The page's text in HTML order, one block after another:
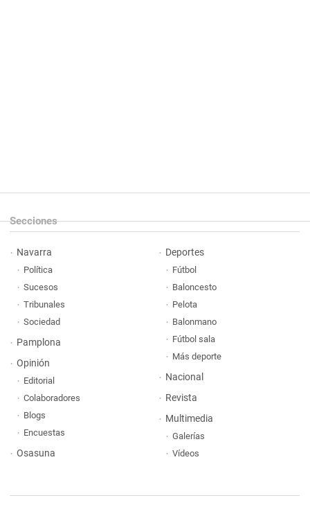
Secciones
Navarra
Política
Sucesos
Tribunales
Sociedad
Pamplona
Opinión
Editorial
Colaboradores
Blogs
Encuestas
Osasuna
Deportes
Fútbol
Baloncesto
Pelota
Balonmano
Fútbol sala
Más deporte
Nacional
Revista
Multimedia
Galerías
Vídeos